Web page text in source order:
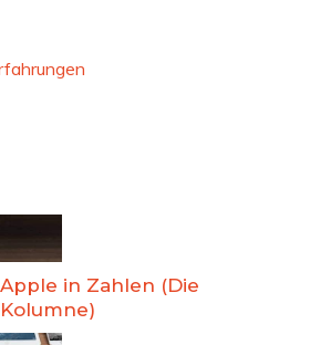
Apple in Zahlen (Die
Kolumne)